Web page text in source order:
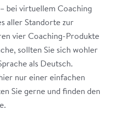
bei virtuellem Coaching
aller Standorte zur
vier Coaching-Produkte
sollten Sie sich wohler
als Deutsch.
nur einer einfachen
Sie gerne und finden den